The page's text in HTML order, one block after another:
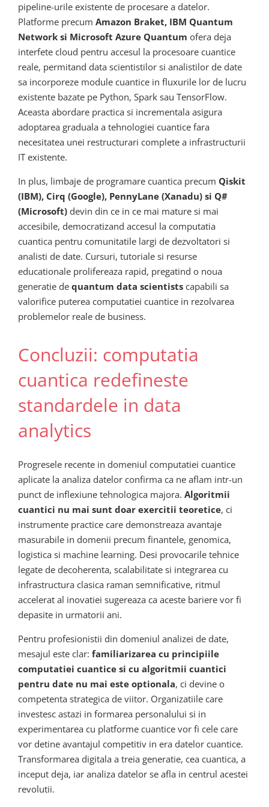
pipeline-urile existente de procesare a datelor.
Platforme precum Amazon Braket, IBM Quantum
Network si Microsoft Azure Quantum ofera deja
interfete cloud pentru accesul la procesoare cuantice
reale, permitand data scientistilor si analistilor de date
sa incorporeze module cuantice in fluxurile lor de lucru
existente bazate pe Python, Spark sau TensorFlow.
Aceasta abordare practica si incrementala asigura
adoptarea graduala a tehnologiei cuantice fara
necesitatea unei restructurari complete a infrastructurii
IT existente.
In plus, limbaje de programare cuantica precum Qiskit
(IBM), Cirq (Google), PennyLane (Xanadu) si Q#
(Microsoft) devin din ce in ce mai mature si mai
accesibile, democratizand accesul la computatia
cuantica pentru comunitatile largi de dezvoltatori si
analisti de date. Cursuri, tutoriale si resurse
educationale prolifereaza rapid, pregatind o noua
generatie de quantum data scientists capabili sa
valorifice puterea computatiei cuantice in rezolvarea
problemelor reale de business.
Concluzii: computatia
cuantica redefineste
standardele in data
analytics
Progresele recente in domeniul computatiei cuantice
aplicate la analiza datelor confirma ca ne aflam intr-un
punct de inflexiune tehnologica majora. Algoritmii
cuantici nu mai sunt doar exercitii teoretice, ci
instrumente practice care demonstreaza avantaje
masurabile in domenii precum finantele, genomica,
logistica si machine learning. Desi provocarile tehnice
legate de decoherenta, scalabilitate si integrarea cu
infrastructura clasica raman semnificative, ritmul
accelerat al inovatiei sugereaza ca aceste bariere vor fi
depasite in urmatorii ani.
Pentru profesionistii din domeniul analizei de date,
mesajul este clar: familiarizarea cu principiile
computatiei cuantice si cu algoritmii cuantici
pentru date nu mai este optionala, ci devine o
competenta strategica de viitor. Organizatiile care
investesc astazi in formarea personalului si in
experimentarea cu platforme cuantice vor fi cele care
vor detine avantajul competitiv in era datelor cuantice.
Transformarea digitala a treia generatie, cea cuantica, a
inceput deja, iar analiza datelor se afla in centrul acestei
revolutii.